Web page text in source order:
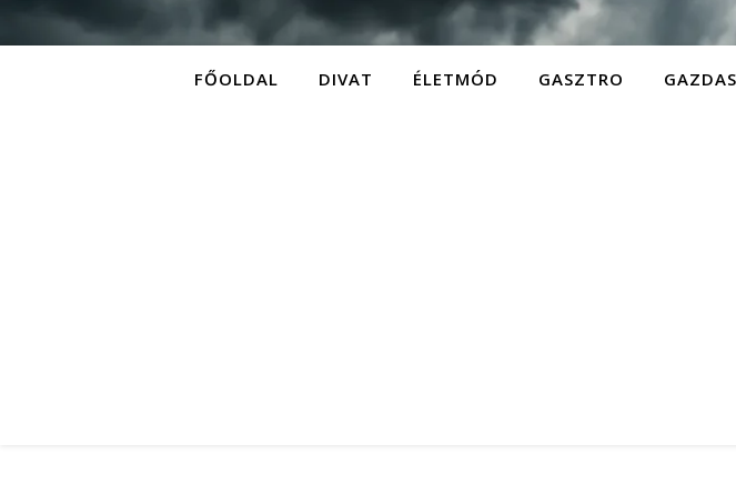
FŐOLDAL DIVAT ÉLETMÓD GASZTRO